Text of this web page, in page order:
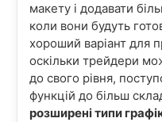
макету і додавати
коли вони будуть
хороший варіант для
оскільки трейдери
до свого рівня,
функцій до більш
розширені типи